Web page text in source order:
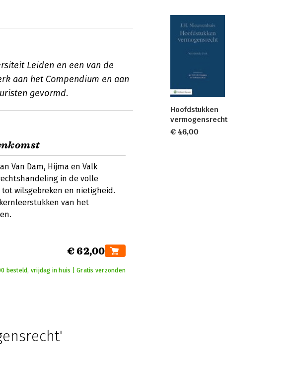
Leiden en een van de
aan het Compendium en aan
gevormd.
Van Dam, Hijma en Valk
in de volle
wilsgebreken en nietigheid.
van het
€ 62,00
besteld, vrijdag in huis | Gratis verzonden
Hoofdstukken
vermogensrecht
€ 46,00